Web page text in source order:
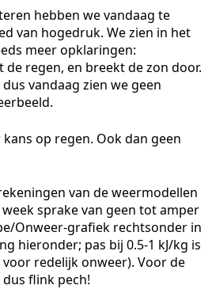
hebben we vandaag te
van hogedruk. We zien in het
meer opklaringen:
regen, en breekt de zon door.
vandaag zien we geen
op regen. Ook dan geen
van de weermodellen
sprake van geen tot amper
Onweer-grafiek rechtsonder in
hieronder; pas bij 0.5-1 kJ/kg is
redelijk onweer). Voor de
flink pech!